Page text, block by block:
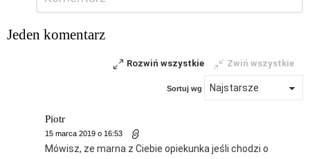
komentarz
Jeden komentarz
Rozwiń wszystkie Zwiń wszystkie
Sortuj wg
Piotr
15 marca 2019 o 16:53
Mówisz, ze marna z Ciebie opiekunka jeśli chodzi o